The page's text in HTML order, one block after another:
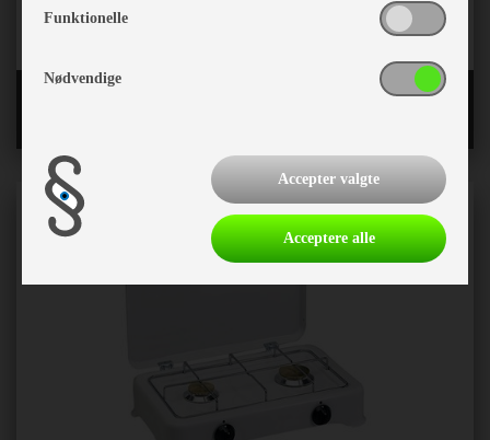
Funktionelle
Nødvendige
Accepter valgte
Acceptere alle